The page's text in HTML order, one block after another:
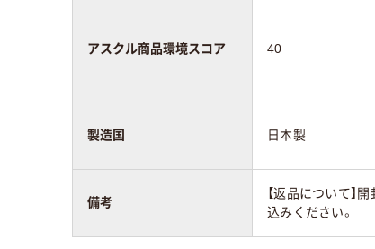
アスクル商品環境スコア 40
製造国 日本製
備考
【返品について】
込みください。